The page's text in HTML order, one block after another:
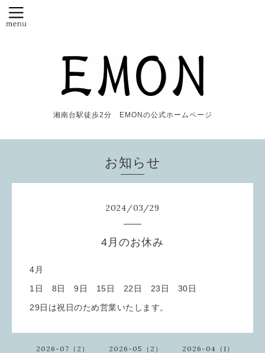
湘南台駅徒歩2分 EMONの公式ホームページ
お知らせ
2024/03/29
4月のお休み
4月
1日 8日 9日 15日 22日 23日 30日
29日は祝日のため営業いたします。
2026-07（2） 2026-05（2） 2026-04（1）